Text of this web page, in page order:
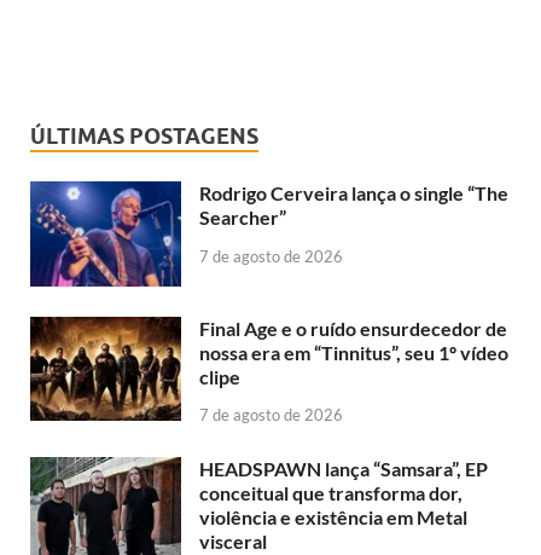
ÚLTIMAS POSTAGENS
Rodrigo Cerveira lança o single “The
Searcher”
7 de agosto de 2026
Final Age e o ruído ensurdecedor de
nossa era em “Tinnitus”, seu 1º vídeo
clipe
7 de agosto de 2026
HEADSPAWN lança “Samsara”, EP
conceitual que transforma dor,
violência e existência em Metal
visceral